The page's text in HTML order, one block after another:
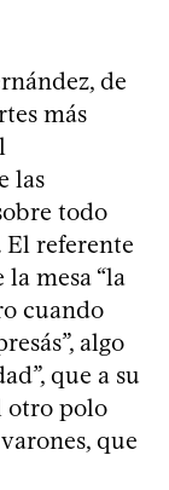
de
más
las
todo
El referente
mesa “la
cuando
algo
que a su
otro polo
que